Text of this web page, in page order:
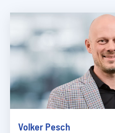
Volker Pesch